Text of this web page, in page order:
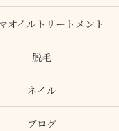
オイルトリートメント
脱毛
ネイル
ブログ